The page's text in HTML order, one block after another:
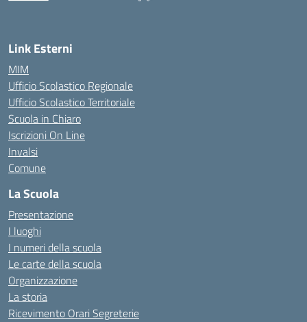
Link Esterni
MIM
Ufficio Scolastico Regionale
Ufficio Scolastico Territoriale
Scuola in Chiaro
Iscrizioni On Line
Invalsi
Comune
La Scuola
Presentazione
I luoghi
I numeri della scuola
Le carte della scuola
Organizzazione
La storia
Ricevimento Orari Segreterie